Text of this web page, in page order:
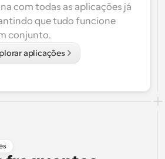
com todas as aplicações já
que tudo funcione
conjunto.
aplicações